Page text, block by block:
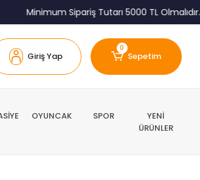
Minimum Sipariş Tutarı 5000 TL Olmalıdır.
Giriş Yap
0
Sepetim
OYUNCAK SPOR
YENİ
ÜRÜNLER